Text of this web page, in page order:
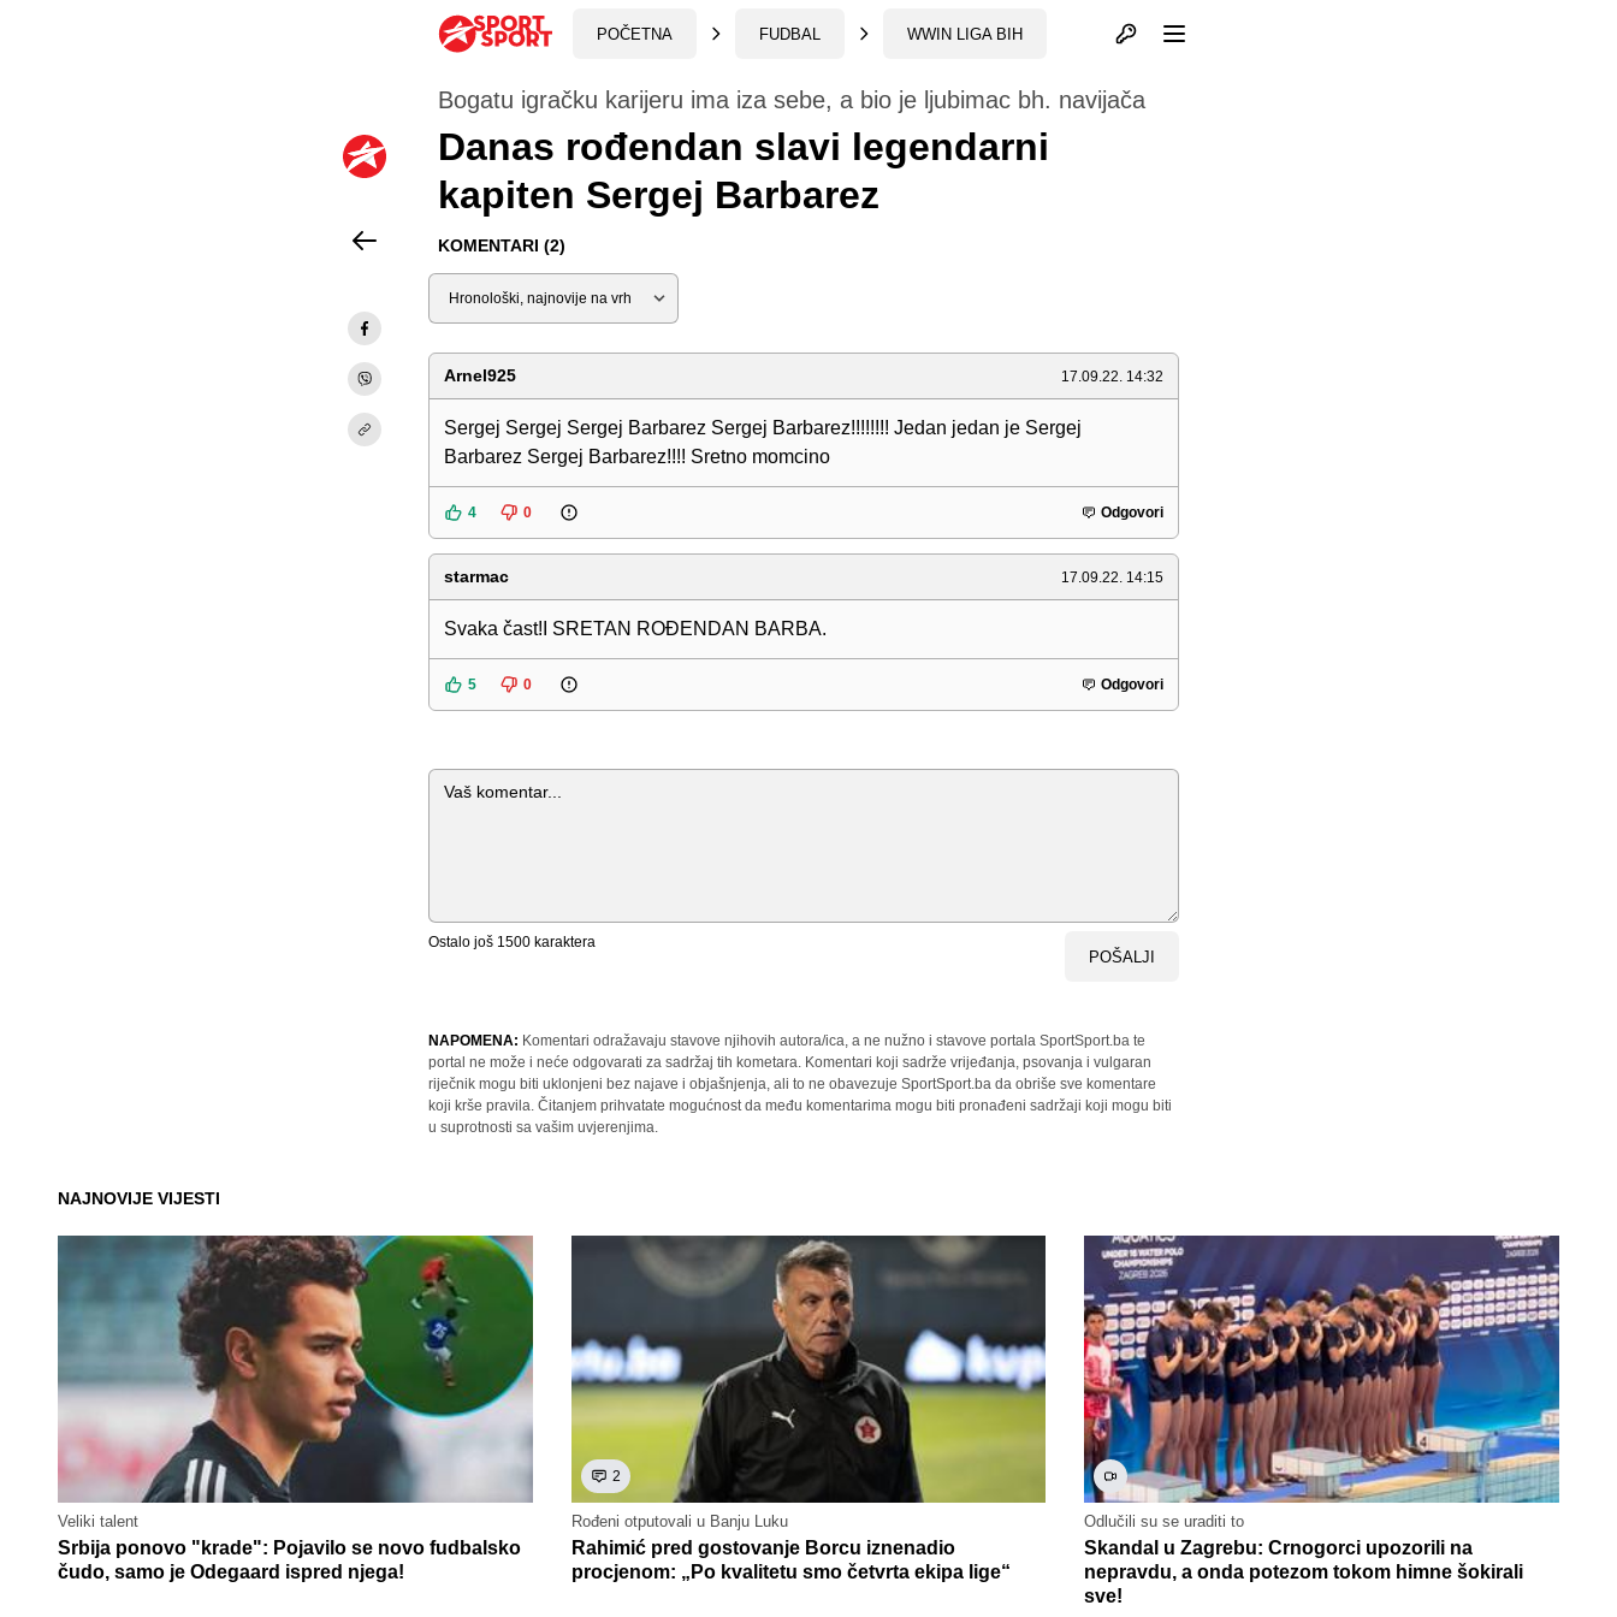
POČETNA FUDBAL WWIN LIGA BIH Otvori profil
Bogatu igračku karijeru ima iza sebe, a bio je ljubimac bh. navijača
Danas rođendan slavi legendarni
kapiten Sergej Barbarez
KOMENTARI (2)
Sortiraj
Arnel925 17.09.22. 14:32
Sergej Sergej Sergej Barbarez Sergej Barbarez!!!!!!!! Jedan jedan je Sergej
Barbarez Sergej Barbarez!!!! Sretno momcino
4 0 Odgovori
starmac 17.09.22. 14:15
Svaka čast!I SRETAN ROĐENDAN BARBA.
5 0 Odgovori
Komentar
Ostalo još 1500 karaktera
POŠALJI
NAPOMENA: Komentari odražavaju stavove njihovih autora/ica, a ne nužno i stavove portala SportSport.ba te
portal ne može i neće odgovarati za sadržaj tih kometara. Komentari koji sadrže vrijeđanja, psovanja i vulgaran
riječnik mogu biti uklonjeni bez najave i objašnjenja, ali to ne obavezuje SportSport.ba da obriše sve komentare
koji krše pravila. Čitanjem prihvatate mogućnost da među komentarima mogu biti pronađeni sadržaji koji mogu biti
u suprotnosti sa vašim uvjerenjima.
NAJNOVIJE VIJESTI
Veliki talent
Srbija ponovo "krade": Pojavilo se novo fudbalsko
čudo, samo je Odegaard ispred njega!
2
Rođeni otputovali u Banju Luku
Rahimić pred gostovanje Borcu iznenadio
procjenom: „Po kvalitetu smo četvrta ekipa lige“
Odlučili su se uraditi to
Skandal u Zagrebu: Crnogorci upozorili na
nepravdu, a onda potezom tokom himne šokirali
sve!